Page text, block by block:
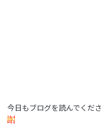
今日もブログを読んでくだ